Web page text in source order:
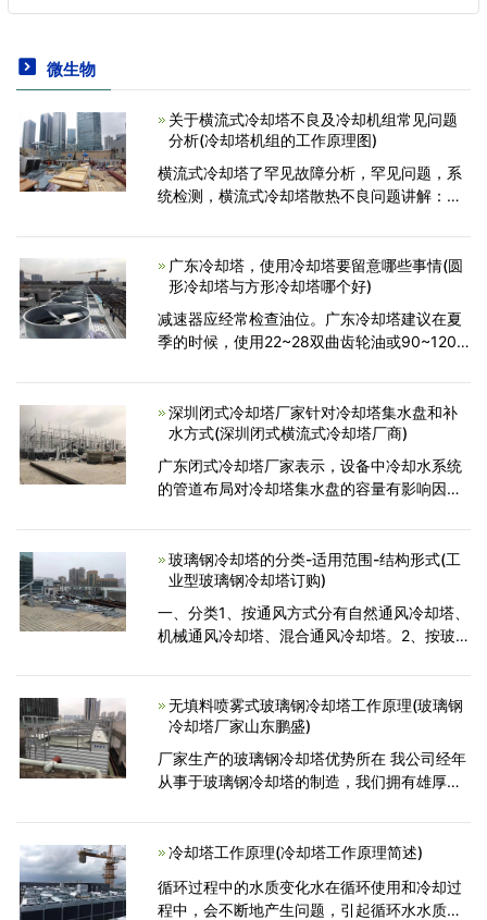
微生物
关于横流式冷却塔不良及冷却机组常见问题
分析(冷却塔机组的工作原理图)
横流式冷却塔了罕见故障分析，罕见问题，系
统检测，横流式冷却塔散热不良问题讲解：冷
冷效果。众所周知，冷却塔有制冷的效果。 横
流式冷却塔如果对设
广东冷却塔，使用冷却塔要留意哪些事情(圆
形冷却塔与方形冷却塔哪个好)
减速器应经常检查油位。广东冷却塔建议在夏
季的时候，使用22~28双曲齿轮油或90~120
小时，把油排空，之后更换新油。广东冷却
塔：运行前，一定根据相应的产
深圳闭式冷却塔厂家针对冷却塔集水盘和补
水方式(深圳闭式横流式冷却塔厂商)
广东闭式冷却塔厂家表示，设备中冷却水系统
的管道布局对冷却塔集水盘的容量有影响因
容量的原因。集水盘。通常，冷却水系统管道
布置在冷却塔下方，集
玻璃钢冷却塔的分类-适用范围-结构形式(工
业型玻璃钢冷却塔订购)
一、分类1、按通风方式分有自然通风冷却塔、
机械通风冷却塔、混合通风冷却塔。2、按玻璃
玻璃钢冷却塔。3、按热水和空气的接触方式
分有湿式
无填料喷雾式玻璃钢冷却塔工作原理(玻璃钢
冷却塔厂家山东鹏盛)
厂家生产的玻璃钢冷却塔优势所在 我公司经年
从事于玻璃钢冷却塔的制造，我们拥有雄厚的
璃钢冷却塔的质量与性能有着大的信心，下面
我们就该产品
冷却塔工作原理(冷却塔工作原理简述)
循环过程中的水质变化水在循环使用和冷却过
程中，会不断地产生问题，引起循环水水质的